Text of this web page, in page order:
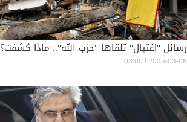
رسائل "اغتيال" تلقاها "حزب الله".. ماذا كشفت؟
03:00 | 2025-03-06